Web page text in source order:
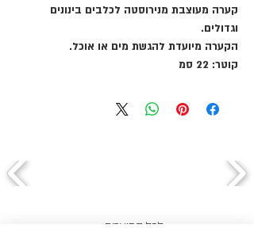
קערה מעוצבת מנירוסטה לכלבים בינונים
וגדולים.
הקערה מיועדת להגשת מים או אוכל.
קוטר: 22 סמ